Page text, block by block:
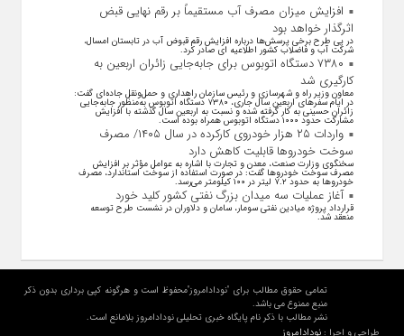
افزایش میزان مصرف آب مستقیماً بر رقم نهایی قبض
اثرگذار خواهد بود
در پی طرح برخی پرسش‌ها درباره افزایش رقم قبوض آب در تابستان امسال،
شرکت آب و فاضلاب کشور اطلاعیه ای صادر کرد.
۷۳۸۰ دستگاه اتوبوس برای جابه‌جایی زائران اربعین به
کارگیری شد
معاون وزیر راه و شهرسازی و رئیس سازمان راهداری و حمل‌ونقل جاده‌ای گفت:
در ایام سفرهای اربعین سال جاری، ۷۳۸۰ دستگاه اتوبوس به‌منظور جابه‌جایی
زائران حسینی به‌ کار گرفته شده و نسبت به اربعین سال گذشته با افزایش
مشارکت حدود ۱۰۰۰ دستگاه اتوبوس همراه بوده است.
واردات ۲۵ هزار خودروی کارکرده در سال ۱۴۰۵/ مصرف
سوخت خودرو‌ها قابلیت کاهش دارد
سخنگوی وزارت صنعت، معدن و تجارت با اشاره به عوامل مؤثر بر افزایش
مصرف سوخت خودرو‌ها گفت: در صورت استفاده از سوخت استاندارد، مصرف
خودرو‌ها به حدود ۷.۲ لیتر در ۱۰۰ کیلومتر می‌رسد.
آغاز عملیات سه میدان بزرگ نفتی کشور کلید خورد
قرارداد پروژه میادین نفتی سومار، سامان و دلاوران در نشست طرح توسعه
منعقد شد.
تمامی حقوق مطالب برای "نودادامروز"محفوظ است و هرگونه کپی برداری بدون ذکر
منبع ممنوع می باشد.
نشر مطالب با ذکر نام پایگاه خبری تحلیلی نودادامروز بلامانع است.
طراحی و اجرا :